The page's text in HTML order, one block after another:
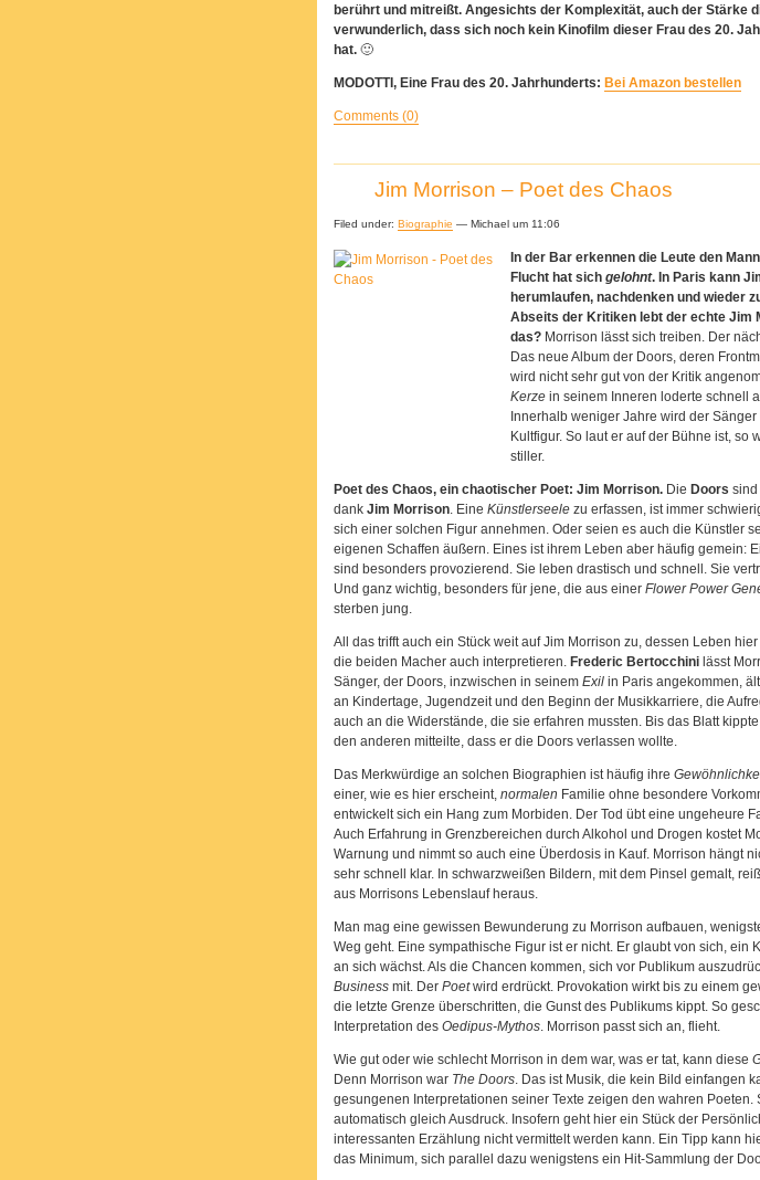
berührt und mitreißt. Angesichts der Komplexität, auch der Stärke
verwunderlich, dass sich noch kein Kinofilm dieser Frau des 20.
hat. 🙂
MODOTTI, Eine Frau des 20. Jahrhunderts: Bei Amazon bestellen
Comments (0)
Jim Morrison – Poet des Chaos
Filed under: Biographie — Michael um 11:06
In der Bar erkennen die Leute den
Flucht hat sich gelohnt. In Paris kann
herumlaufen, nachdenken und wieder
Abseits der Kritiken lebt der echte Jim
das? Morrison lässt sich treiben. Der
Das neue Album der Doors, deren
wird nicht sehr gut von der Kritik
Kerze in seinem Inneren loderte schnell
Innerhalb weniger Jahre wird der
Kultfigur. So laut er auf der Bühne ist, so
stiller.
Poet des Chaos, ein chaotischer Poet: Jim Morrison. Die Doors
dank Jim Morrison. Eine Künstlerseele zu erfassen, ist immer
sich einer solchen Figur annehmen. Oder seien es auch die Künstler
eigenen Schaffen äußern. Eines ist ihrem Leben aber häufig gemein:
sind besonders provozierend. Sie leben drastisch und schnell. Sie
Und ganz wichtig, besonders für jene, die aus einer Flower Power
sterben jung.
All das trifft auch ein Stück weit auf Jim Morrison zu, dessen Leben
die beiden Macher auch interpretieren. Frederic Bertocchini lässt
Sänger, der Doors, inzwischen in seinem Exil in Paris angekommen,
an Kindertage, Jugendzeit und den Beginn der Musikkarriere, die
auch an die Widerstände, die sie erfahren mussten. Bis das Blatt
den anderen mitteilte, dass er die Doors verlassen wollte.
Das Merkwürdige an solchen Biographien ist häufig ihre
einer, wie es hier erscheint, normalen Familie ohne besondere
entwickelt sich ein Hang zum Morbiden. Der Tod übt eine ungeheure
Auch Erfahrung in Grenzbereichen durch Alkohol und Drogen kostet
Warnung und nimmt so auch eine Überdosis in Kauf. Morrison hängt
sehr schnell klar. In schwarzweißen Bildern, mit dem Pinsel gemalt,
aus Morrisons Lebenslauf heraus.
Man mag eine gewissen Bewunderung zu Morrison aufbauen,
Weg geht. Eine sympathische Figur ist er nicht. Er glaubt von sich, ein
an sich wächst. Als die Chancen kommen, sich vor Publikum
Business mit. Der Poetwird erdrückt. Provokation wirkt bis zu einem
die letzte Grenze überschritten, die Gunst des Publikums kippt. So
Interpretation des Oedipus-Mythos. Morrison passt sich an, flieht.
Wie gut oder wie schlecht Morrison in dem war, was er tat, kann diese
Denn Morrison war The Doors. Das ist Musik, die kein Bild einfangen
gesungenen Interpretationen seiner Texte zeigen den wahren Poeten.
automatisch gleich Ausdruck. Insofern geht hier ein Stück der
interessanten Erzählung nicht vermittelt werden kann. Ein Tipp kann
das Minimum, sich parallel dazu wenigstens ein Hit-Sammlung der